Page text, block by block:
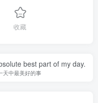
收藏
best part of my day.
天中最美好的事